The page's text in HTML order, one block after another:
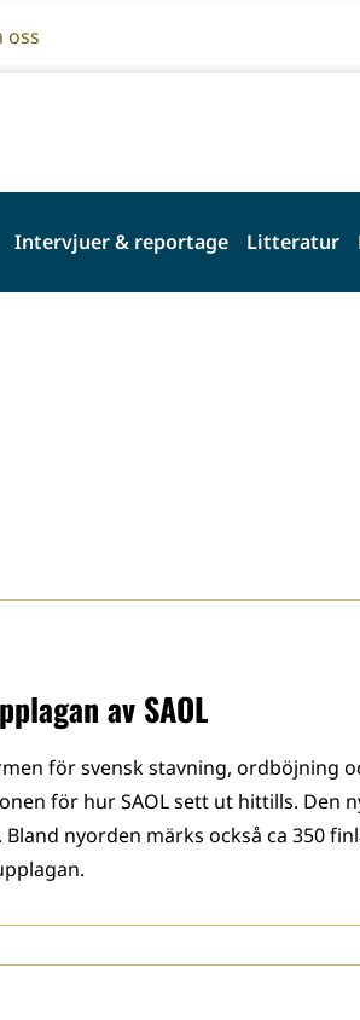
oss
Intervjuer & reportage Litteratur
av SAOL
för svensk stavning, ordböjning
för hur SAOL sett ut hittills. Den
nyorden märks också ca 350